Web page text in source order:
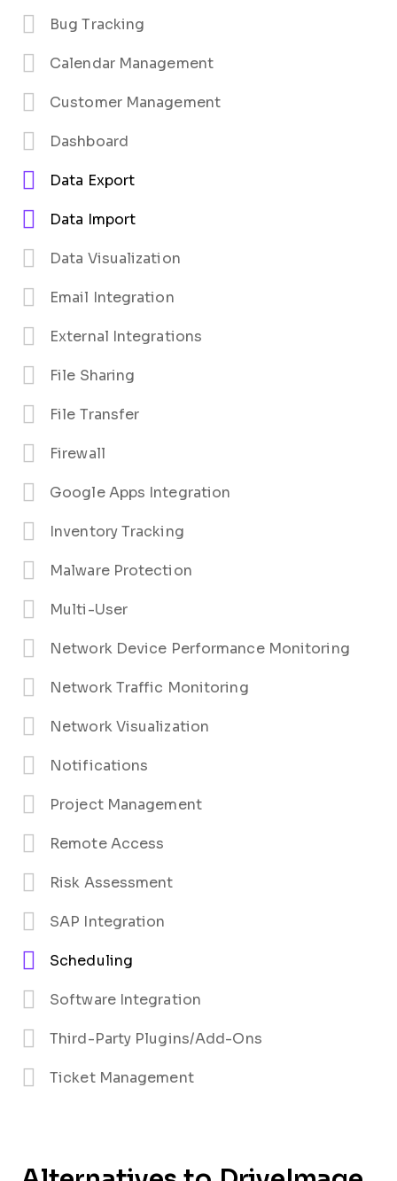
Bug Tracking
Calendar Management
Customer Management
Dashboard
Data Export
Data Import
Data Visualization
Email Integration
External Integrations
File Sharing
File Transfer
Firewall
Google Apps Integration
Inventory Tracking
Malware Protection
Multi-User
Network Device Performance Monitoring
Network Traffic Monitoring
Network Visualization
Notifications
Project Management
Remote Access
Risk Assessment
SAP Integration
Scheduling
Software Integration
Third-Party Plugins/Add-Ons
Ticket Management